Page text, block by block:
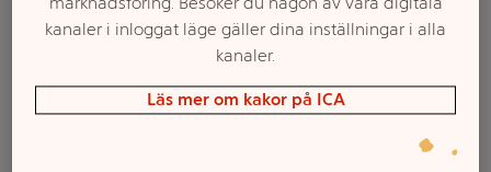
400ml Tresemmé
Treasures 200ml
Respons
kanaler i inloggat läge gäller dina inställningar i alla
kanaler.
Läs mer om kakor på ICA